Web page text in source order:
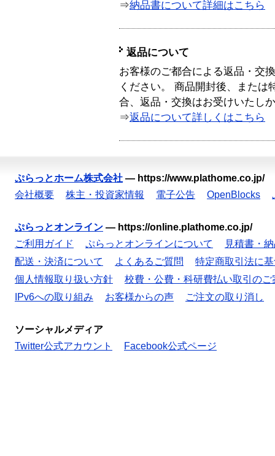
⇒納品書について詳細はこちら
返品について
お客様のご都合による返品・交
ください。 商品開封後、または
合、返品・交換はお受けいたし
⇒返品について詳しくはこちら
ぷらっとホーム株式会社 — https://www.plathome.co.jp/
会社概要
株主・投資家情報 電子公告 OpenBlocks
ぷらっとオンライン — https://online.plathome.co.jp/
ご利用ガイド
ぷらっとオンラインについて
見積書・
配送・決済について
よくあるご質問
特定商取引法に
個人情報取り扱い方針
校費・公費・科研費払い取引のご
IPv6への取り組み
お客様からの声 ご注文の取り消し
ソーシャルメディア
Twitter公式アカウント
Facebook公式ページ